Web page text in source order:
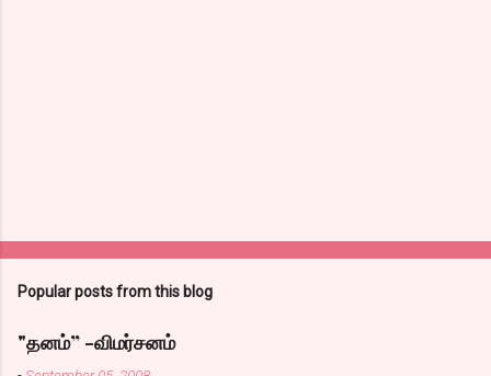
Popular posts from this blog
"தனம்” -விமர்சனம்